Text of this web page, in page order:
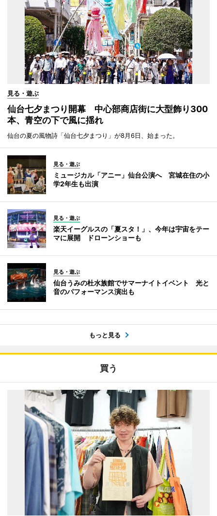
見る・遊ぶ
仙台七夕まつり開幕 中心部商店街に大型飾り300
本、青空の下で風に揺れ
仙台の夏の風物詩「仙台七夕まつり」が8月6日、始まった。
見る・遊ぶ
ミュージカル「アニー」仙台公演へ 宮城在住の小
学2年生も出演
見る・遊ぶ
楽天イーグルスの「夏スタ！」、今年は宇宙をテー
マに展開 ドローンショーも
見る・遊ぶ
仙台うみの杜水族館でサマーナイトイベント 光と
音のパフォーマンス演出も
もっと見る
買う